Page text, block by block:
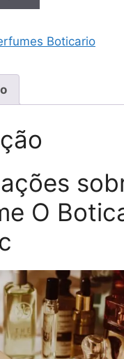
Boticario
O